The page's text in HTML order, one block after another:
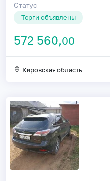
Статус
Торги объявлены
572 560,00
Кировская область